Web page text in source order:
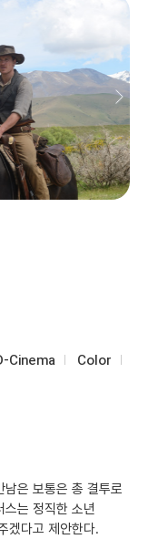
Cinema
Color
은 보통은 총 결투로
는 정직한 소년
겠다고 제안한다.